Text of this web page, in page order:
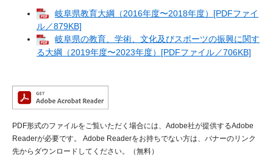
岐阜県教育大綱（2016年度〜2018年度）[PDFファイ
ル／879KB]
岐阜県の教育、学術、文化及びスポーツの振興に関す
る大綱（2019年度〜2023年度）[PDFファイル／706KB]
PDF形式のファイルをご覧いただく場合には、Adobe社が提供するAdobe
Readerが必要です。
Adobe Readerをお持ちでない方は、バナーのリンク
先からダウンロードしてください。（無料）